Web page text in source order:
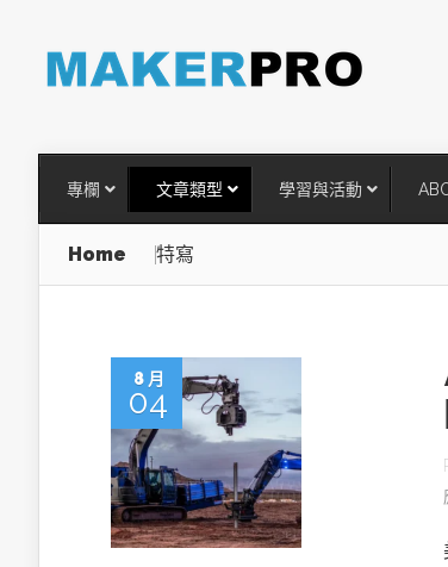
專欄 文章類型
AI建築機器人走
學習與活動
Home 特寫
8 月
04